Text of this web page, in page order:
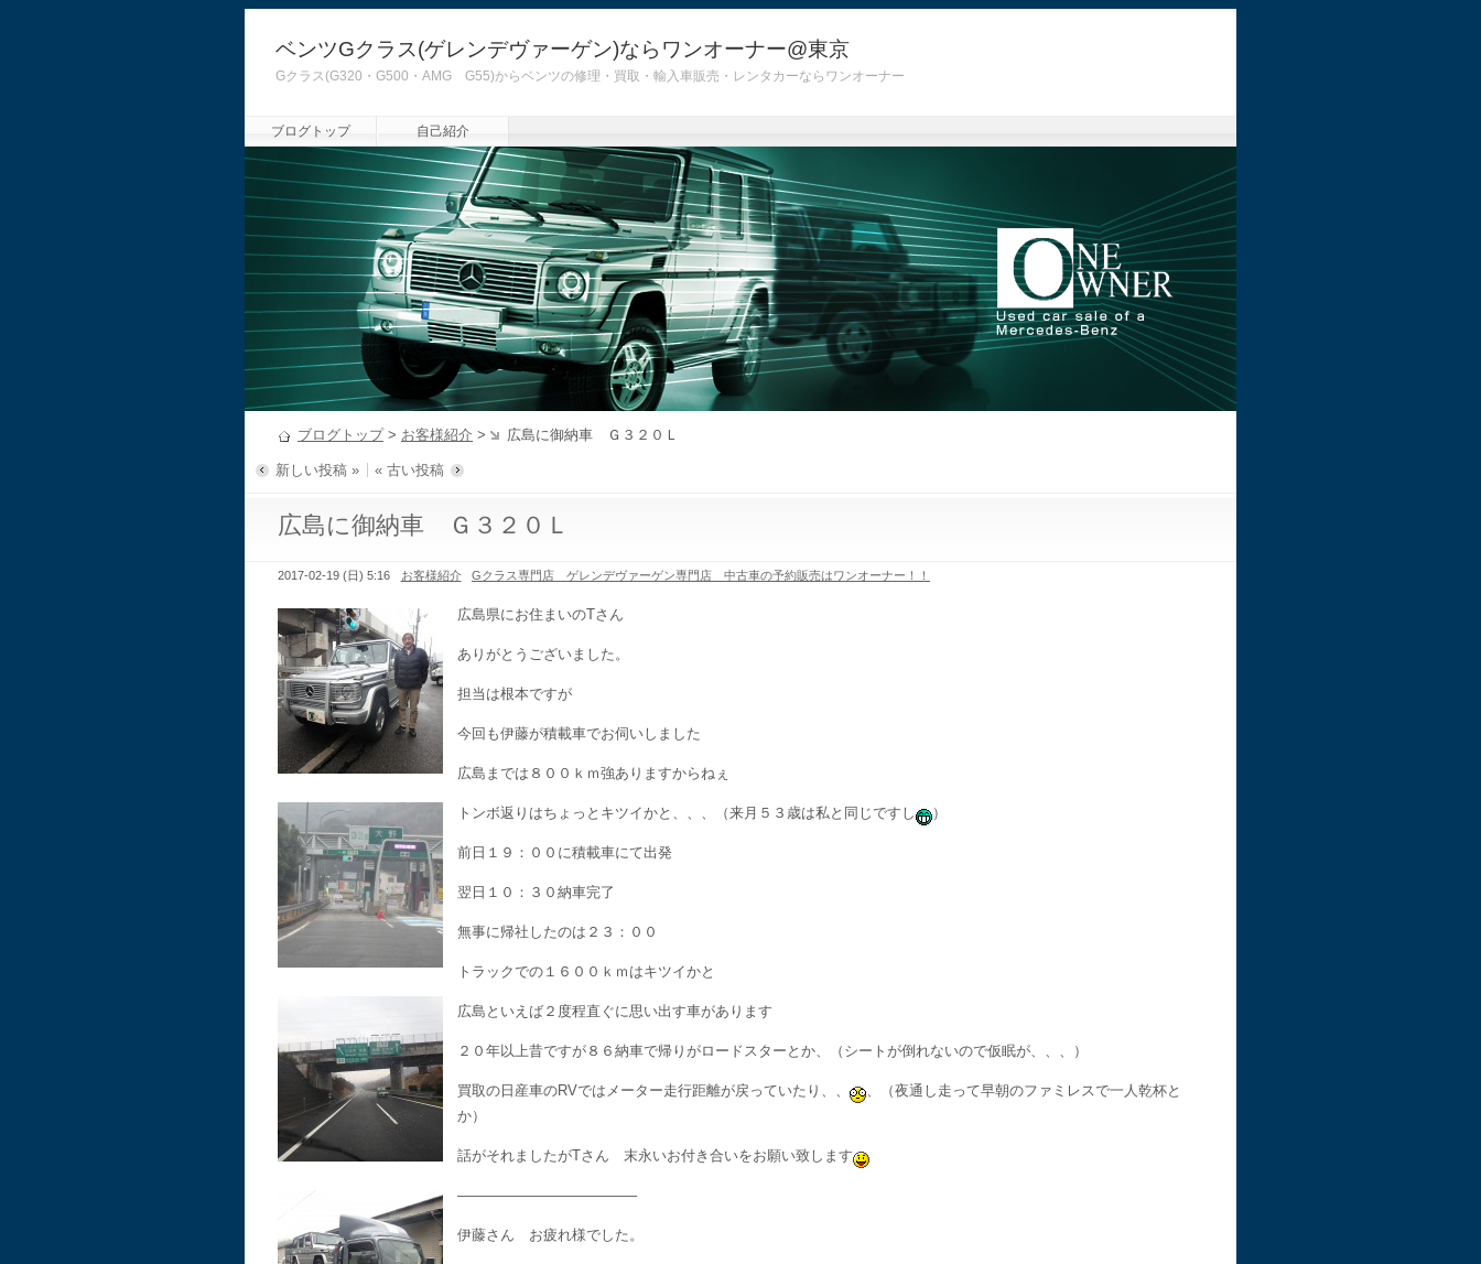
ベンツGクラス(ゲレンデヴァーゲン)ならワンオーナー@東京
Gクラス(G320・G500・AMG G55)からベンツの修理・買取・輸入車販売・レンタカーならワンオーナー
ブログトップ 自己紹介
ブログトップ> お客様紹介 > 広島に御納車 Ｇ３２０Ｌ
新しい投稿 » « 古い投稿
広島に御納車 Ｇ３２０Ｌ
2017-02-19 (日) 5:16 お客様紹介 Gクラス専門店 ゲレンデヴァーゲン専門店 中古車の予約販売はワンオーナー！！
広島県にお住まいのTさん
ありがとうございました。
担当は根本ですが
今回も伊藤が積載車でお伺いしました
広島までは８００ｋｍ強ありますからねぇ
トンボ返りはちょっとキツイかと、、、（来月５３歳は私と同じですし ）
前日１９：００に積載車にて出発
翌日１０：３０納車完了
無事に帰社したのは２３：００
トラックでの１６００ｋｍはキツイかと
広島といえば２度程直ぐに思い出す車があります
２０年以上昔ですが８６納車で帰りがロードスターとか、（シートが倒れないので仮眠が、、、）
買取の日産車のRVではメーター走行距離が戻っていたり、、
、（夜通し走って早朝のファミレスで一人乾杯と
か）
話がそれましたがTさん 末永いお付き合いをお願い致します
————————————–
伊藤さん お疲れ様でした。